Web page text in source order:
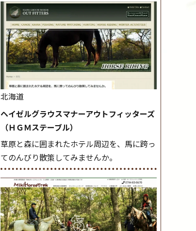
北海道
ヘイゼルグラウスマナーアウトフィッターズ
（ＨＧＭステーブル）
草原と森に囲まれたホテル周辺を、馬に跨っ
てのんびり散策してみませんか。